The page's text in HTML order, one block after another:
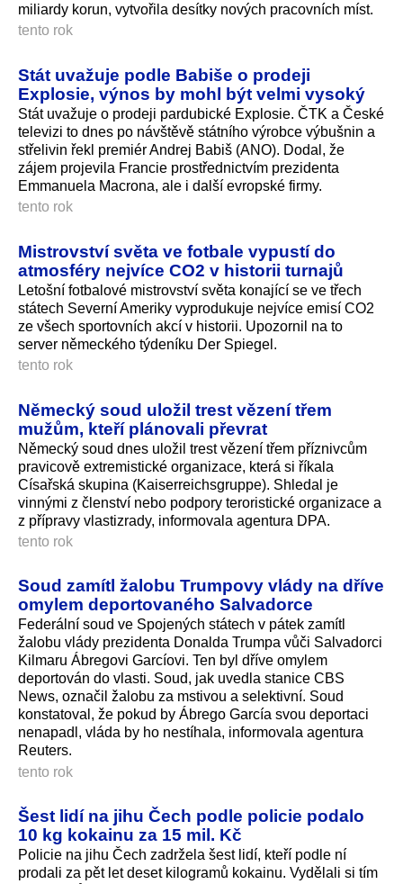
miliardy korun, vytvořila desítky nových pracovních míst.
tento rok
Stát uvažuje podle Babiše o prodeji
Explosie, výnos by mohl být velmi vysoký
Stát uvažuje o prodeji pardubické Explosie. ČTK a České
televizi to dnes po návštěvě státního výrobce výbušnin a
střelivin řekl premiér Andrej Babiš (ANO). Dodal, že
zájem projevila Francie prostřednictvím prezidenta
Emmanuela Macrona, ale i další evropské firmy.
tento rok
Mistrovství světa ve fotbale vypustí do
atmosféry nejvíce CO2 v historii turnajů
Letošní fotbalové mistrovství světa konající se ve třech
státech Severní Ameriky vyprodukuje nejvíce emisí CO2
ze všech sportovních akcí v historii. Upozornil na to
server německého týdeníku Der Spiegel.
tento rok
Německý soud uložil trest vězení třem
mužům, kteří plánovali převrat
Německý soud dnes uložil trest vězení třem příznivcům
pravicově extremistické organizace, která si říkala
Císařská skupina (Kaiserreichsgrup­pe). Shledal je
vinnými z členství nebo podpory teroristické organizace a
z přípravy vlastizrady, informovala agentura DPA.
tento rok
Soud zamítl žalobu Trumpovy vlády na dříve
omylem deportovaného Salvadorce
Federální soud ve Spojených státech v pátek zamítl
žalobu vlády prezidenta Donalda Trumpa vůči Salvadorci
Kilmaru Ábregovi Garcíovi. Ten byl dříve omylem
deportován do vlasti. Soud, jak uvedla stanice CBS
News, označil žalobu za mstivou a selektivní. Soud
konstatoval, že pokud by Ábrego García svou deportaci
nenapadl, vláda by ho nestíhala, informovala agentura
Reuters.
tento rok
Šest lidí na jihu Čech podle policie podalo
10 kg kokainu za 15 mil. Kč
Policie na jihu Čech zadržela šest lidí, kteří podle ní
prodali za pět let deset kilogramů kokainu. Vydělali si tím